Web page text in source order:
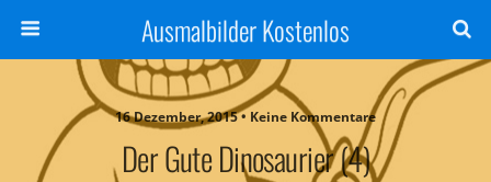
Ausmalbilder Kostenlos
16 Dezember, 2015 • Keine Kommentare
Der Gute Dinosaurier (4)